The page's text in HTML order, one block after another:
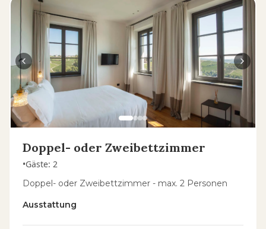
Doppel- oder Zweibettzimmer
•Gäste: 2
Doppel- oder Zweibettzimmer - max. 2 Personen
Ausstattung